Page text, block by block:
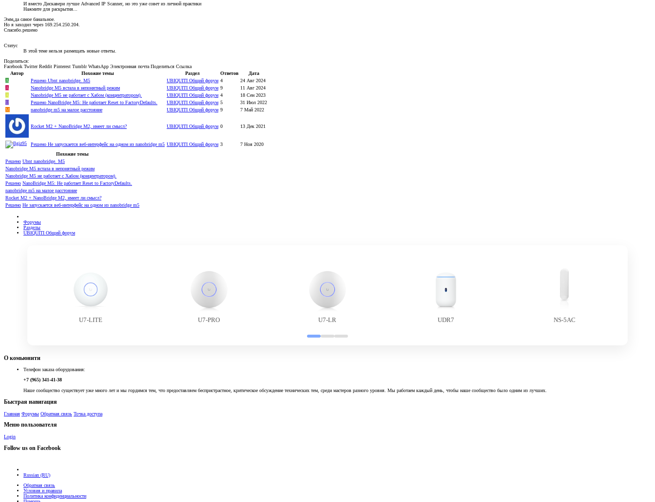
И вместо Дискавери лучше Advanced IP Scanner, но это уже совет из личной практики
Нажмите для раскрытия...
Эмм,да самое банальное.
Но я заходил через 169.254.250.204.
Спасибо.решено
Статус
В этой теме нельзя размещать новые ответы.
Поделиться:
Facebook Twitter Reddit Pinterest Tumblr WhatsApp Электронная почта Поделиться Ссылка
Автор
Похожие темы Раздел Ответов
Дата
A
Решено Ubnt nanobridge. M5 UBIQUITI Общий форум 4
24 Авг 2024
A
Nanobridge M5 встала в непонятный режим UBIQUITI Общий форум 9
11 Авг 2024
A
Nanobridge M5 не работает с Хабом (концентратором). UBIQUITI Общий форум 4
18 Сен 2023
U
Решено NanoBridge M5: Не работает Reset to FactoryDefaults. UBIQUITI Общий форум 5
31 Июл 2022
M
nanobridge m5 на малое расстояние UBIQUITI Общий форум 9 7 Май 2022
Rocket M2 + NanoBridge M2, имеет ли смысл? UBIQUITI Общий форум 0 13 Дек 2021
Решено Не запускается веб-интерфейс на одном из nanobridge m5 UBIQUITI Общий форум 3
7 Ноя 2020
Похожие темы
Решено Ubnt nanobridge. M5
Nanobridge M5 встала в непонятный режим
Nanobridge M5 не работает с Хабом (концентратором).
Решено NanoBridge M5: Не работает Reset to FactoryDefaults.
nanobridge m5 на малое расстояние
Rocket M2 + NanoBridge M2, имеет ли смысл?
Решено Не запускается веб-интерфейс на одном из nanobridge m5
Форумы
Разделы
UBIQUITI Общий форум
U7-LITE U7-PRO U7-LR UDR7 NS-5AC
О комьюнити
Телефон заказа оборудования:
+7 (965) 341-41-38
Наше сообщество существует уже много лет и мы гордимся тем, что предоставляем беспристрастное, критическое обсуждение технических тем, среди мастеров разного уровня. Мы работаем каждый день, чтобы наше сообщество было одним из лучших.
Быстрая навигация
Главная Форумы Обратная связь Точка доступа
Меню пользователя
Login
Follow us on Facebook
Russian (RU)
Обратная связь
Условия и правила
Политика конфиденциальности